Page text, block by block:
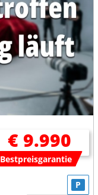
€ 9.990
Bestpreisgarantie
P